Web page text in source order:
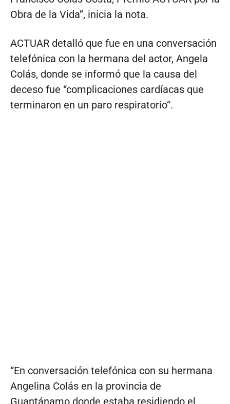
Obra de la Vida”, inicia la nota.
ACTUAR detalló que fue en una conversación
telefónica con la hermana del actor, Angela
Colás, donde se informó que la causa del
deceso fue “complicaciones cardíacas que
terminaron en un paro respiratorio”.
“En conversación telefónica con su hermana
Angelina Colás en la provincia de
Guantánamo donde estaba residiendo el